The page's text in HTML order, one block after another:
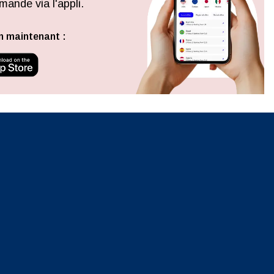
via l'appli.
maintenant :